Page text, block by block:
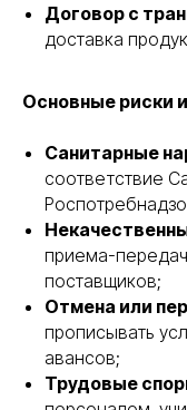
Договор с
доставка
Основные риски
Санитарные
соответствие
приема-
поставщиков;
Отмена или
прописывать
авансов;
Трудовые